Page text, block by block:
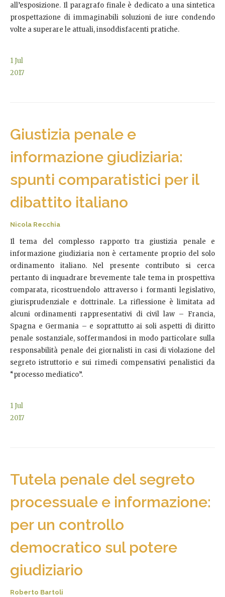
all’esposizione. Il paragrafo finale è dedicato a una sintetica
prospettazione di immaginabili soluzioni de iure condendo
volte a superare le attuali, insoddisfacenti pratiche.
1Jul
2017
Giustizia penale e
informazione giudiziaria:
spunti comparatistici per il
dibattito italiano
Nicola Recchia
Il tema del complesso rapporto tra giustizia penale e
informazione giudiziaria non è certamente proprio del solo
ordinamento italiano. Nel presente contributo si cerca
pertanto di inquadrare brevemente tale tema in prospettiva
comparata, ricostruendolo attraverso i formanti legislativo,
giurisprudenziale e dottrinale. La riflessione è limitata ad
alcuni ordinamenti rappresentativi di civil law – Francia,
Spagna e Germania – e soprattutto ai soli aspetti di diritto
penale sostanziale, soffermandosi in modo particolare sulla
responsabilità penale dei giornalisti in casi di violazione del
segreto istruttorio e sui rimedi compensativi penalistici da
“processo mediatico”.
1Jul
2017
Tutela penale del segreto
processuale e informazione:
per un controllo
democratico sul potere
giudiziario
Roberto Bartoli